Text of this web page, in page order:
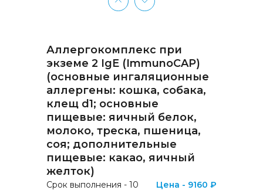
Аллергокомплекс «Пищевая
аллергия» IgE (ImmunoCAP)
(Яичный белок f1, Молоко f2,
Треска f3, Пшеница f4, Арахис
f13, Соя f14, Фундук f17,
Креветка f24, Персик f95)
Аллергокомплекс «Прогноз
эффективности АСИТ
Букоцветные деревья» IgE
(ImmunoCAP) (Береза
аллергокомпонент, t215 rBet v1
Аллергокомплекс при
экземе 2 IgE (ImmunoCAP)
(основные ингаляционные
аллергены: кошка, собака,
клещ d1; основные
пищевые: яичный белок,
молоко, треска, пшеница,
соя; дополнительные
пищевые: какао, яичный
желток)
Срок выполнения - 10 Цена - 9160 ₽